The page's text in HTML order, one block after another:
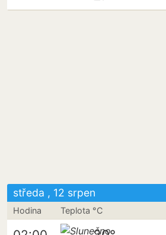
středa , 12 srpen
Hodina Teplota °C